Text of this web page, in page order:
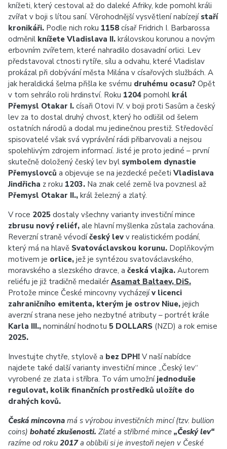
knížeti, který cestoval až do daleké Afriky, kde pomohl králi
zvířat v boji s lítou saní. Věrohodnější vysvětlení nabízejí staří
kronikáři. Podle nich roku 1158 císař Fridrich I. Barbarossa
odměnil knížete Vladislava II. královskou korunou a novým
erbovním zvířetem, které nahradilo dosavadní orlici. Lev
představoval ctnosti rytíře, sílu a odvahu, které Vladislav
prokázal při dobývání města Milána v císařových službách. A
jak heraldická šelma přišla ke svému druhému ocasu? Opět
v tom sehrálo roli hrdinství. Roku 1204 pomohl král
Přemysl Otakar I. císaři Otovi IV. v boji proti Sasům a český
lev za to dostal druhý chvost, který ho odlišil od šelem
ostatních národů a dodal mu jedinečnou prestiž. Středověcí
spisovatelé však svá vyprávění rádi přibarvovali a nejsou
spolehlivým zdrojem informací. Jisté je proto jediné – první
skutečně doložený český lev byl symbolem dynastie
Přemyslovců a objevuje se na jezdecké pečeti Vladislava
Jindřicha z roku 1203. Na znak celé země lva povznesl až
Přemysl Otakar II., král železný a zlatý.
V roce 2025 dostaly všechny varianty investiční mince
zbrusu nový reliéf, ale hlavní myšlenka zůstala zachována.
Reverzní straně vévodíčeský lev v realistickém podání,
který má na hlavě Svatováclavskou korunu. Doplňkovým
motivem je orlice, jež je syntézou svatováclavského,
moravského a slezského dravce, a česká vlajka. Autorem
reliéfu je již tradičně medailér Asamat Baltaev, DiS.
Protože mince České mincovny vycházejív licenci
zahraničního emitenta, kterým je ostrov Niue, jejich
averzní strana nese jeho nezbytné atributy – portrét krále
Karla III., nominální hodnotu 5 DOLLARS (NZD) a rok emise
2025.
Investujte chytře, stylově a bez DPH! V naší nabídce
najdete také další varianty investiční mince „Český lev“
vyrobené ze zlata i stříbra. To vám umožní jednoduše
regulovat, kolik finančních prostředků uložíte do
drahých kovů.
Česká mincovna má s výrobou investičních mincí (tzv. bullion
coins) bohaté zkušenosti. Zlaté a stříbrné mince „Český lev“
razíme od roku 2017a oblíbili si je investoři nejen v České